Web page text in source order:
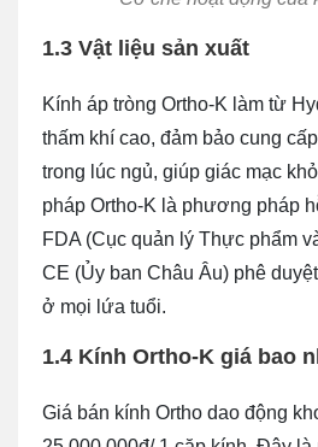
1.3 Vật liệu sản xuất
Kính áp tròng Ortho-K làm từ
thấm khí cao, đảm bảo cung
trong lúc ngủ, giúp giác mạc
pháp Ortho-K là phương pháp
FDA (Cục quản lý Thực phẩm
CE (Ủy ban Châu Âu) phê
ở mọi lứa tuổi.
1.4 Kính Ortho-K giá bao
Giá bán kính Ortho dao động